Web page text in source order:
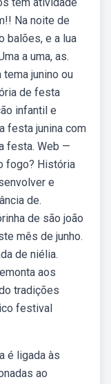
Na noite de
balões, e a lua
a uma, as.
junino ou
de festa
infantil e
festa junina com
festa. Web —
fogo? História
e
de.
de são joão
mês de junho.
de niélia.
aos
tradições
festival
é ligada às
ao